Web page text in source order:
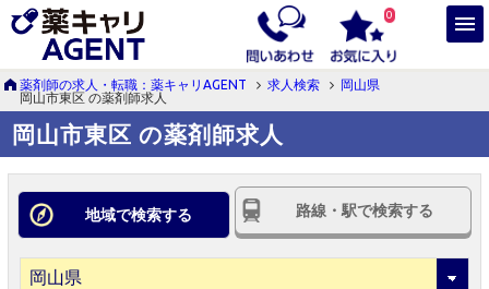
0
薬剤師の求人・転職：薬キャリAGENT 求人検索
岡山県
岡山市東区 の薬剤師求人
岡山市東区 の薬剤師求人
地域で検索する 路線・駅で検索する